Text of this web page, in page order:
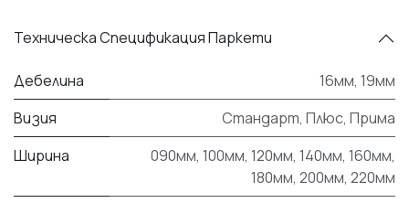
Техническа Спецификация Паркети
Дебелина 16мм, 19мм
Визия
Стандарт, Плюс, Прима
Ширина
090мм, 100мм, 120мм, 140мм, 160мм,
180мм, 200мм, 220мм